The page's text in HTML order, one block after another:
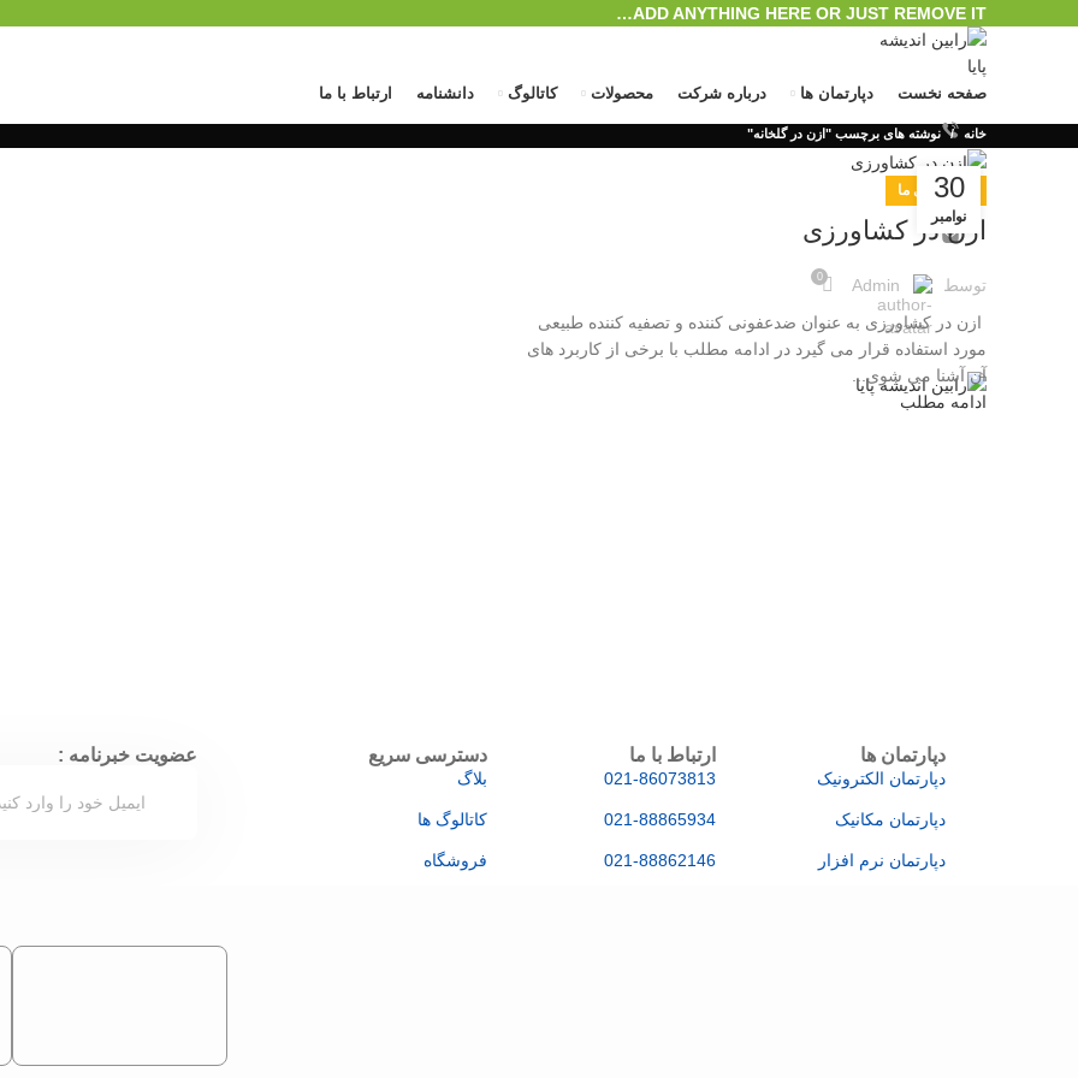
ADD ANYTHING HERE OR JUST REMOVE IT…
صفحه نخست دپارتمان ها درباره شرکت محصولات کاتالوگ دانشنامه ارتباط با ما
ورود / ثبت نام
منو
0 محصول / ﷼
خانه نوشته های برچسب "ازن در گلخانه"
30
نوامبر
رویداد های ما
ازن در کشاورزی
توسط Admin
0
ازن در کشاورزی به عنوان ضدعفونی کننده و تصفیه کننده طبیعی
مورد استفاده قرار می گیرد در ادامه مطلب با برخی از کاربرد های
آن آشنا می شوی...
ادامه مطلب
دپارتمان ها
دپارتمان الکترونیک
دپارتمان مکانیک
دپارتمان نرم افزار
ارتباط با ما
021-86073813
021-88865934
021-88862146
دسترسی سریع
بلاگ
کاتالوگ ها
فروشگاه
عضویت خبرنامه :